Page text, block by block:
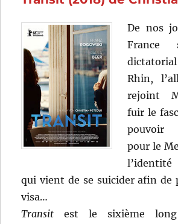
De nos
France
Rhin,
rejoint
fuir le
pouvoir
pour le
qui vient de se suicider afin de
visa…
Transit est le sixième